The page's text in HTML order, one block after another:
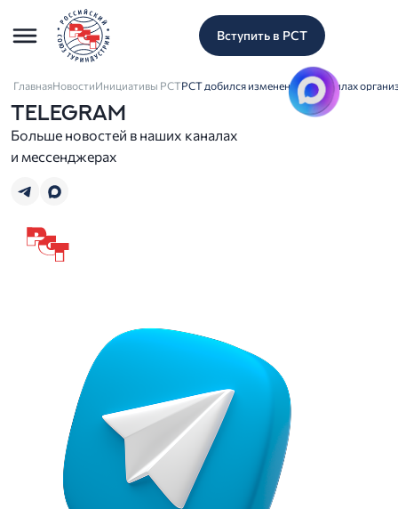
Вступить в РСТ
ГлавнаяНовостиИнициативы РСТРСТ добился изменений в правилах
TELEGRAM
Больше новостей в наших каналах
и мессенджерах